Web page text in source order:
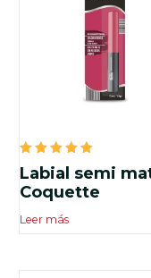
Valorado
en
5.00
de 5
Labial semi
Coquette
Leer más